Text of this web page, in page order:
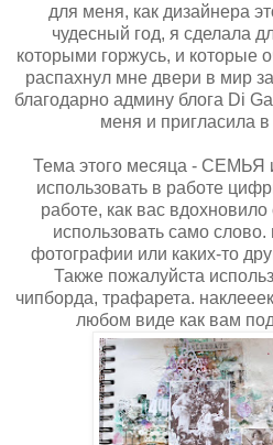
для меня, как дизайнера
чудесный год, я сделала
которыми горжусь, и которые
распахнул мне двери в мир
благодарно админу блога Di
меня и пригласила
Тема этого месяца - СЕМЬЯ
использовать в работе
работе, как вас
использовать само слово.
фотографии или каких-то
Также пожалуйста
чипборда, трафарета.
любом виде как вам